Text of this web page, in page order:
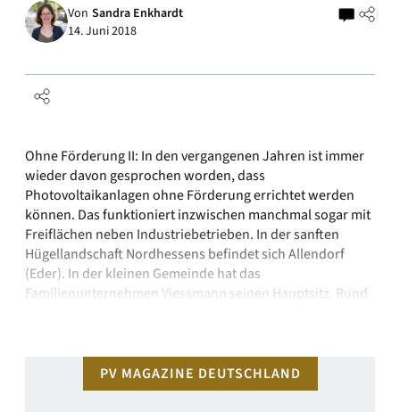
Von Sandra Enkhardt
14. Juni 2018
Ohne Förderung II: In den vergangenen Jahren ist immer
wieder davon gesprochen worden, dass
Photovoltaikanlagen ohne Förderung errichtet werden
können. Das funktioniert inzwischen manchmal sogar mit
Freiflächen neben Industriebetrieben. In der sanften
Hügellandschaft Nordhessens befindet sich Allendorf
(Eder). In der kleinen Gemeinde hat das
Familienunternehmen Viessmann seinen Hauptsitz. Rund
PV MAGAZINE DEUTSCHLAND